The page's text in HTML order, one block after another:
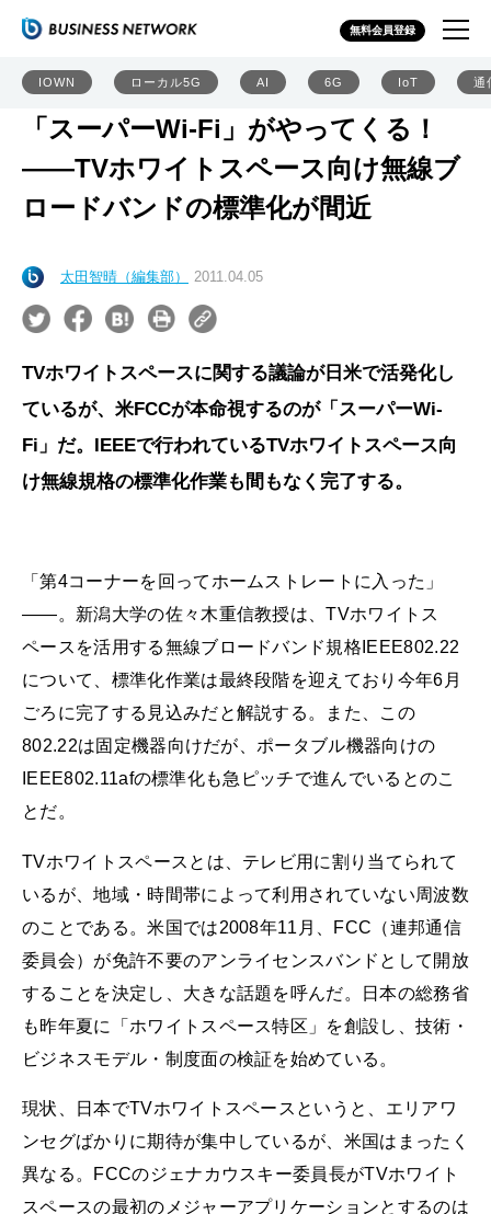
無料会員登録
IOWN ローカル5G AI 6G IoT 通
「スーパーWi-Fi」がやってくる！
――TVホワイトスペース向け無線ブ
ロードバンドの標準化が間近
太田智晴（編集部） 2011.04.05
TVホワイトスペースに関する議論が日米で活発化し
ているが、米FCCが本命視するのが「スーパーWi-
Fi」だ。IEEEで行われているTVホワイトスペース向
け無線規格の標準化作業も間もなく完了する。
「第4コーナーを回ってホームストレートに入った」
――。新潟大学の佐々木重信教授は、TVホワイトス
ペースを活用する無線ブロードバンド規格IEEE802.22
について、標準化作業は最終段階を迎えており今年6月
ごろに完了する見込みだと解説する。また、この
802.22は固定機器向けだが、ポータブル機器向けの
IEEE802.11afの標準化も急ピッチで進んでいるとのこ
とだ。
TVホワイトスペースとは、テレビ用に割り当てられて
いるが、地域・時間帯によって利用されていない周波数
のことである。米国では2008年11月、FCC（連邦通信
委員会）が免許不要のアンライセンスバンドとして開放
することを決定し、大きな話題を呼んだ。日本の総務省
も昨年夏に「ホワイトスペース特区」を創設し、技術・
ビジネスモデル・制度面の検証を始めている。
現状、日本でTVホワイトスペースというと、エリアワ
ンセグばかりに期待が集中しているが、米国はまったく
異なる。FCCのジェナカウスキー委員長がTVホワイト
スペースの最初のメジャーアプリケーションとするのは